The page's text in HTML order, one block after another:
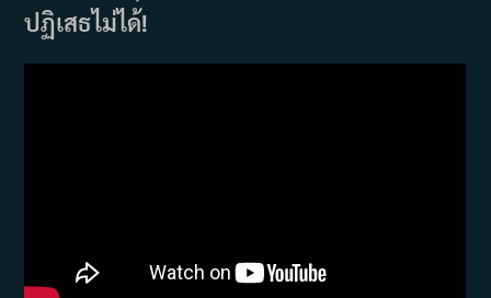
ปฏิเสธไม่ได้!